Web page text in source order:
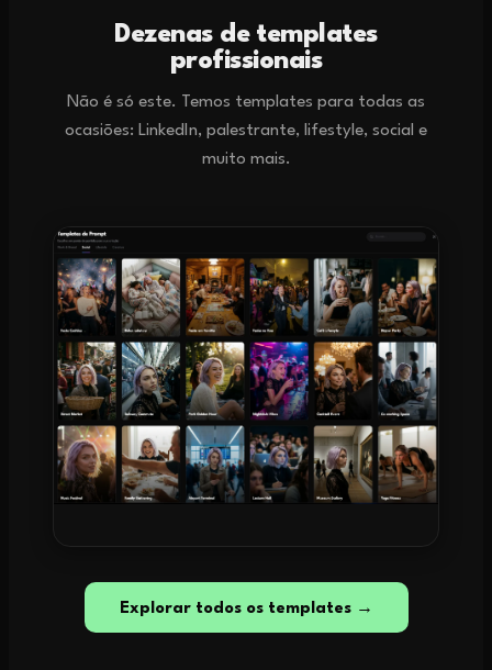
Dezenas de templates
profissionais
Não é só este. Temos templates para todas as
ocasiões: LinkedIn, palestrante, lifestyle, social e
muito mais.
Explorar todos os templates →